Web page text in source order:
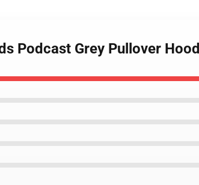
Podcast Grey Pullover